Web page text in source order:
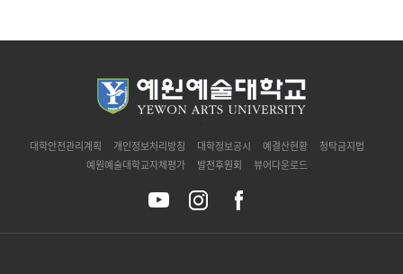
대학안전관리계획 개인정보처리방침 대학정보공시 예결산현황
청탁금지법
예원예술대학교자체평가
발전후원회 뷰어다운로드